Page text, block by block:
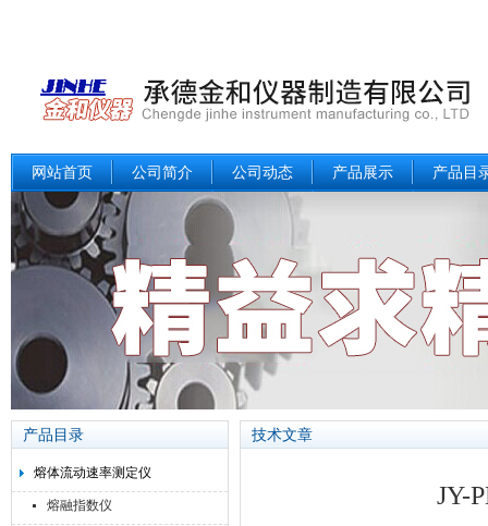
网站首页 公司简介 公司动态 产品展示 产品目
产品目录
熔体流动速率测定仪
熔融指数仪
技术文章
JY-